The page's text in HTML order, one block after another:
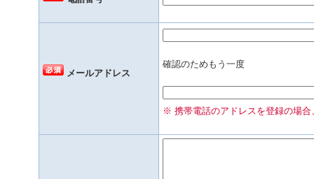
メールアドレス
確認のためもう一度
※ 携帯電話のアドレスを登録の場